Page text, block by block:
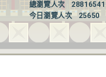
總瀏覽人次
28816541
今日瀏覽人次
25650